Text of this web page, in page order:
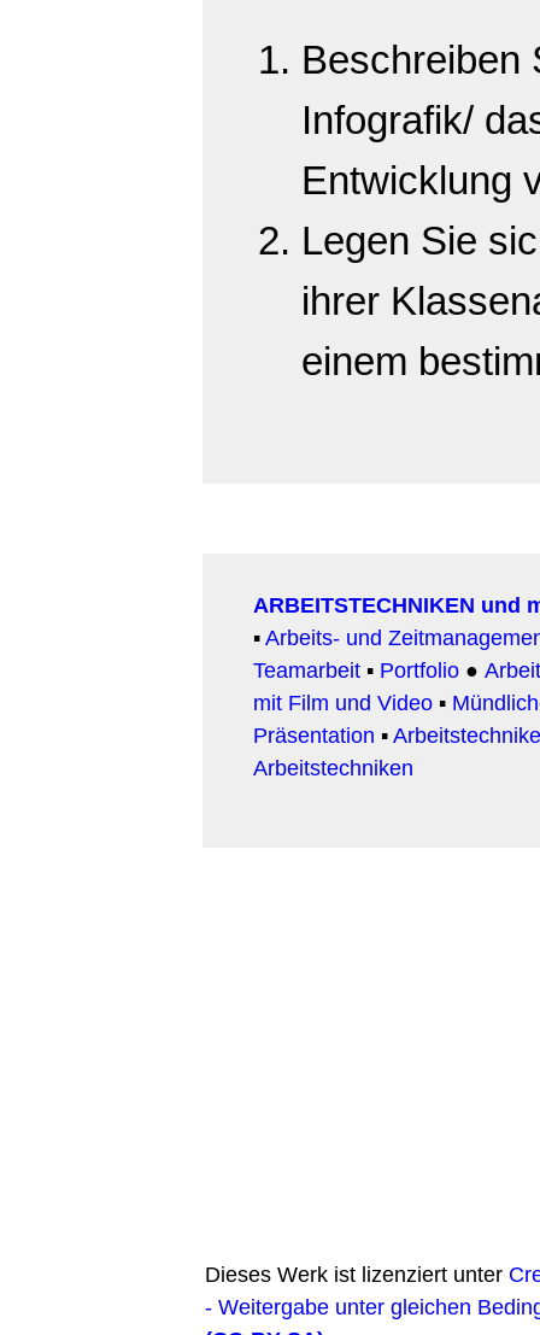
Beschreiben
Infografik/
Entwicklung
Legen Sie
ihrer
einem
ARBEITSTECHNIKEN und
▪Arbeits- und
Teamarbeit ▪ Portfolio ●
mit Film und Video ▪
Präsentation ▪
Arbeitstechniken
Dieses Werk ist lizenziert unter
- Weitergabe unter gleichen